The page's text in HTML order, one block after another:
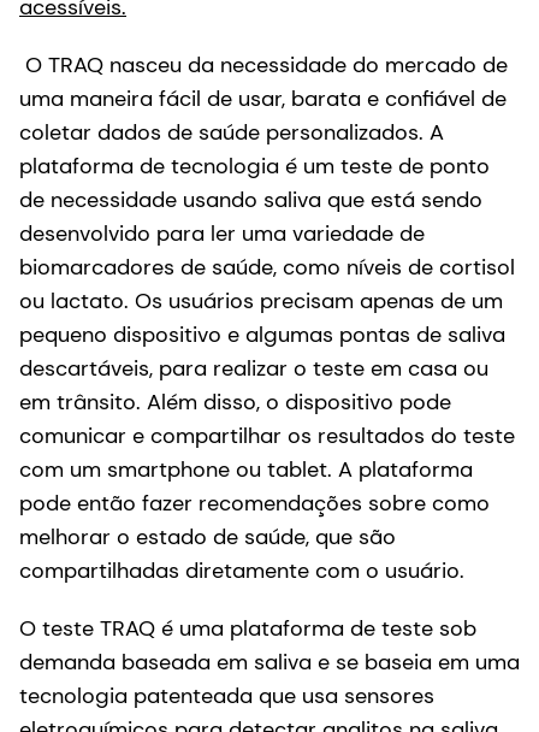
acessíveis.
O TRAQ nasceu da necessidade do mercado de
uma maneira fácil de usar, barata e confiável de
coletar dados de saúde personalizados. A
plataforma de tecnologia é um teste de ponto
de necessidade usando saliva que está sendo
desenvolvido para ler uma variedade de
biomarcadores de saúde, como níveis de cortisol
ou lactato. Os usuários precisam apenas de um
pequeno dispositivo e algumas pontas de saliva
descartáveis, para realizar o teste em casa ou
em trânsito. Além disso, o dispositivo pode
comunicar e compartilhar os resultados do teste
com um smartphone ou tablet. A plataforma
pode então fazer recomendações sobre como
melhorar o estado de saúde, que são
compartilhadas diretamente com o usuário.
O teste TRAQ é uma plataforma de teste sob
demanda baseada em saliva e se baseia em uma
tecnologia patenteada que usa sensores